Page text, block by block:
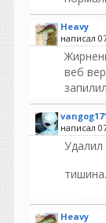
Heavy
написал
веб
написал
Heavy